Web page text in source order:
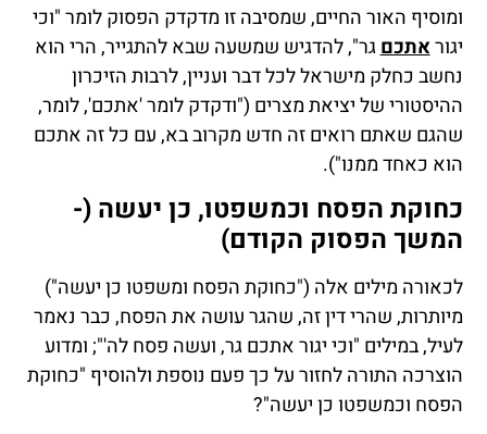
ומוסיף האור החיים, שמסיבה זו מדקדק הפסוק לומר "וכי
יגוראתכםגר", להדגיש שמשעה שבא להתגייר, הרי הוא
נחשב כחלק מישראל לכל דבר ועניין, לרבות הזיכרון
ההיסטורי של יציאת מצרים ("ודקדק לומר 'אתכם', לומר,
שהגם שאתם רואים זה חדש מקרוב בא, עם כל זה אתכם
הוא כאחד ממנו").
כחוקת הפסח וכמשפטו, כן יעשה (-
המשך הפסוק הקודם)
לכאורה מילים אלה ("כחוקת הפסח ומשפטו כן יעשה")
מיותרות, שהרי דין זה, שהגר עושה את הפסח, כבר נאמר
לעיל, במילים "וכי יגור אתכם גר, ועשה פסח לה'"; ומדוע
הוצרכה התורה לחזור על כך פעם נוספת ולהוסיף "כחוקת
הפסח וכמשפטו כן יעשה"?